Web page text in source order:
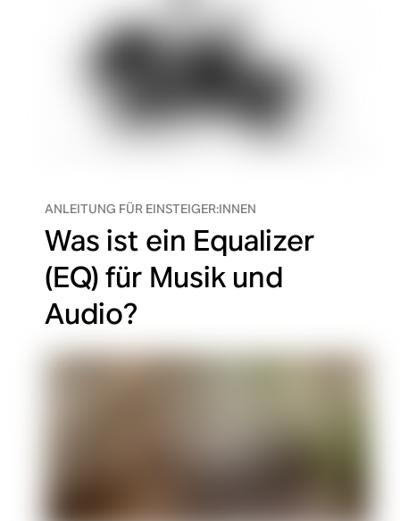
ANLEITUNG FÜR EINSTEIGER:INNEN
Was ist ein Equalizer
(EQ) für Musik und
Audio?